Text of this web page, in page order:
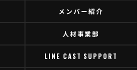
メンバー紹介
人材事業部
LINE CAST SUPPORT